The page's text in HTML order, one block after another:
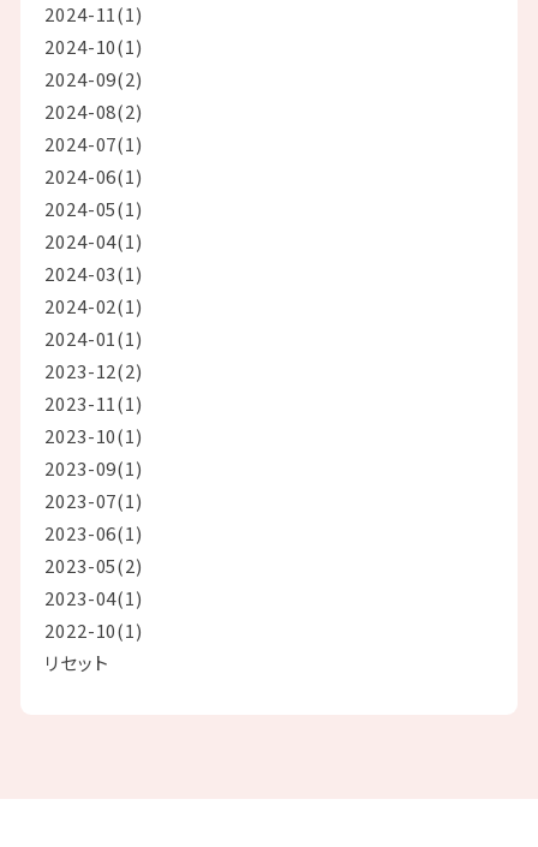
2024-11(1)
2024-10(1)
2024-09(2)
2024-08(2)
2024-07(1)
2024-06(1)
2024-05(1)
2024-04(1)
2024-03(1)
2024-02(1)
2024-01(1)
2023-12(2)
2023-11(1)
2023-10(1)
2023-09(1)
2023-07(1)
2023-06(1)
2023-05(2)
2023-04(1)
2022-10(1)
リセット